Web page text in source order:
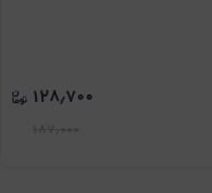
۱۲۸٫۷۰۰